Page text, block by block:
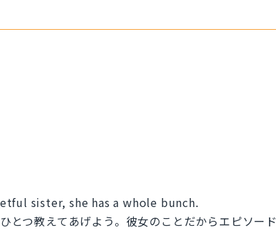
sister, she has a whole bunch.
とつ教えてあげよう。彼女のことだからエピソード